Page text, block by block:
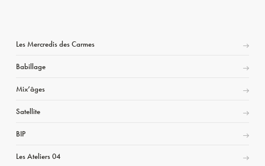
Les Mercredis des Carmes
Babillage
Mix’âges
Satellite
BIP
Les Ateliers 04